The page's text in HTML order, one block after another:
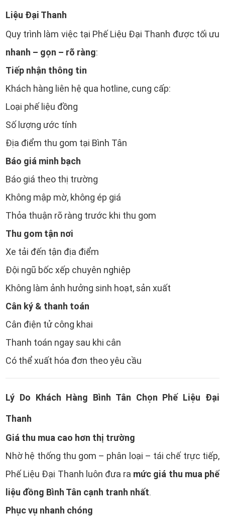
Liệu Đại Thanh
Quy trình làm việc tại Phế Liệu Đại Thanh được tối ưu
nhanh – gọn – rõ ràng:
Tiếp nhận thông tin
Khách hàng liên hệ qua hotline, cung cấp:
Loại phế liệu đồng
Số lượng ước tính
Địa điểm thu gom tại Bình Tân
Báo giá minh bạch
Báo giá theo thị trường
Không mập mờ, không ép giá
Thỏa thuận rõ ràng trước khi thu gom
Thu gom tận nơi
Xe tải đến tận địa điểm
Đội ngũ bốc xếp chuyên nghiệp
Không làm ảnh hưởng sinh hoạt, sản xuất
Cân ký & thanh toán
Cân điện tử công khai
Thanh toán ngay sau khi cân
Có thể xuất hóa đơn theo yêu cầu
Lý Do Khách Hàng Bình Tân Chọn Phế Liệu Đại
Thanh
Giá thu mua cao hơn thị trường
Nhờ hệ thống thu gom – phân loại – tái chế trực tiếp,
Phế Liệu Đại Thanh luôn đưa ra mức giá thu mua phế
liệu đồng Bình Tân cạnh tranh nhất.
Phục vụ nhanh chóng